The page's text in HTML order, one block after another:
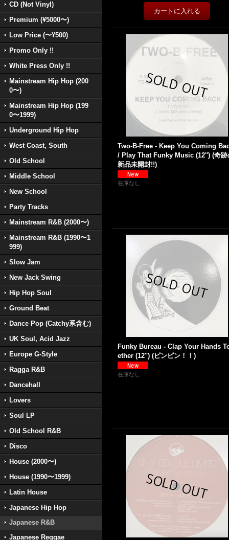
CD (Not Vinyl)
Premium (¥5000〜)
Low Price (〜¥500)
Promo Only !!
White Press Only !!
Mainstream Hip Hop (200
0〜)
Mainstream Hip Hop (199
0〜1999)
Underground Hip Hop
West Coast, South
Old School
Middle School
New School
Party Tracks
Mainstream R&B (2000〜)
Mainstream R&B (1990〜1
999)
Slow Jam
New Jack Swing
Hip Hop Soul
Ground Beat
Dance Pop (Catchy系含む)
UK Soul, Acid Jazz
Europe G-Style
Ragga R&B
Dancehall
Lovers
Soul LP
Old School R&B
Disco
House (2000〜)
House (1990〜1999)
Latin House
Japanese Hip Hop
Japanese R&B
Japanese Reggae
Two-B-Free - Keep You Coming
/ Play That Funky Music (12'') (奇跡
新品未開封!!)
在庫なし
Funky Bureau - Clap Your Hands
ether (12'') (ピンピン！！)
在庫なし